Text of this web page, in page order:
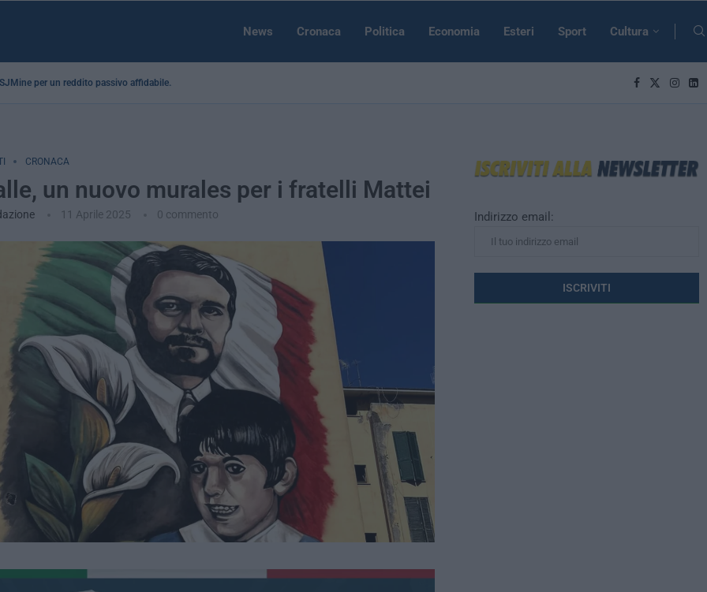
News Cronaca Politica Economia Esteri Sport Cultura
per un reddito passivo affidabile...
CRONACA
un nuovo murales per i fratelli Mattei
11 Aprile 2025 0 commento Indirizzo email: